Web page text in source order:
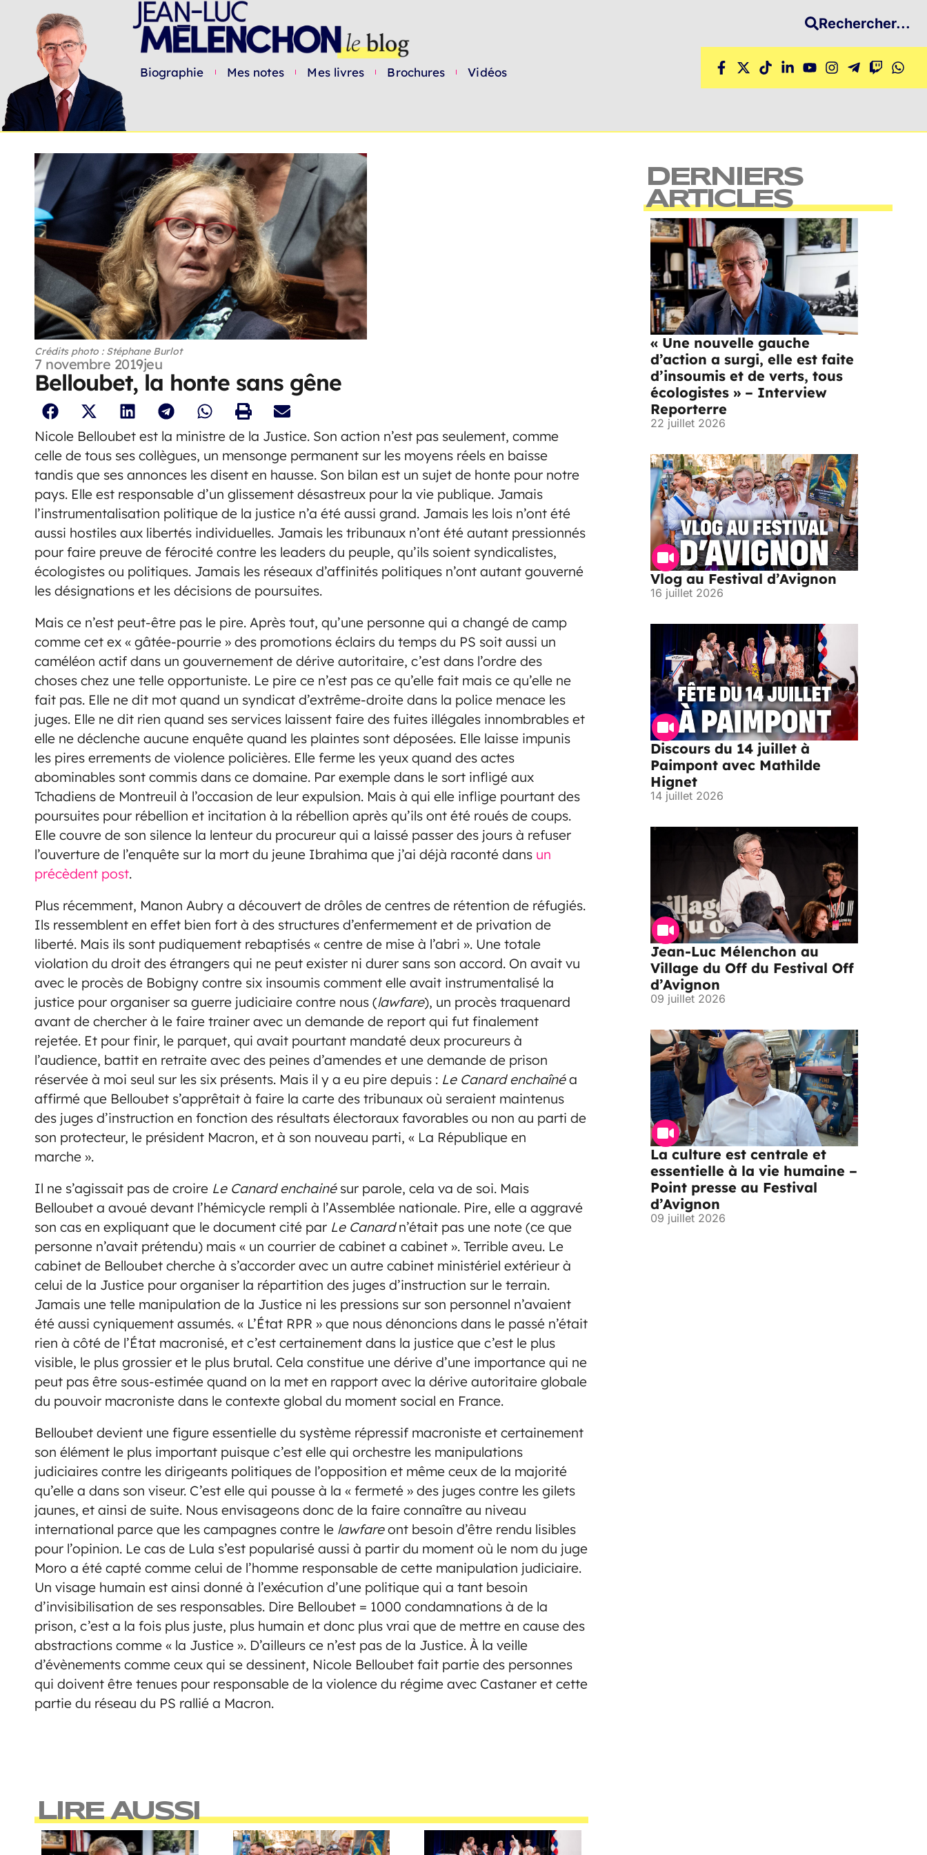
Biographie Mes notes Mes livres Brochures Vidéos
Rechercher...
Crédits photo : Stéphane Burlot
7 novembre 2019jeu
Belloubet, la honte sans gêne
Nicole Belloubet est la ministre de la Justice. Son action n’est pas seulement, comme
celle de tous ses collègues, un mensonge permanent sur les moyens réels en baisse
tandis que ses annonces les disent en hausse. Son bilan est un sujet de honte pour notre
pays. Elle est responsable d’un glissement désastreux pour la vie publique. Jamais
l’instrumentalisation politique de la justice n’a été aussi grand. Jamais les lois n’ont été
aussi hostiles aux libertés individuelles. Jamais les tribunaux n’ont été autant pressionnés
pour faire preuve de férocité contre les leaders du peuple, qu’ils soient syndicalistes,
écologistes ou politiques. Jamais les réseaux d’affinités politiques n’ont autant gouverné
les désignations et les décisions de poursuites.
Mais ce n’est peut-être pas le pire. Après tout, qu’une personne qui a changé de camp
comme cet ex « gâtée-pourrie » des promotions éclairs du temps du PS soit aussi un
caméléon actif dans un gouvernement de dérive autoritaire, c’est dans l’ordre des
choses chez une telle opportuniste. Le pire ce n’est pas ce qu’elle fait mais ce qu’elle ne
fait pas. Elle ne dit mot quand un syndicat d’extrême-droite dans la police menace les
juges. Elle ne dit rien quand ses services laissent faire des fuites illégales innombrables et
elle ne déclenche aucune enquête quand les plaintes sont déposées. Elle laisse impunis
les pires errements de violence policières. Elle ferme les yeux quand des actes
abominables sont commis dans ce domaine. Par exemple dans le sort infligé aux
Tchadiens de Montreuil à l’occasion de leur expulsion. Mais à qui elle inflige pourtant des
poursuites pour rébellion et incitation à la rébellion après qu’ils ont été roués de coups.
Elle couvre de son silence la lenteur du procureur qui a laissé passer des jours à refuser
l’ouverture de l’enquête sur la mort du jeune Ibrahima que j’ai déjà raconté dans un
précèdent post.
Plus récemment, Manon Aubry a découvert de drôles de centres de rétention de réfugiés.
Ils ressemblent en effet bien fort à des structures d’enfermement et de privation de
liberté. Mais ils sont pudiquement rebaptisés « centre de mise à l’abri ». Une totale
violation du droit des étrangers qui ne peut exister ni durer sans son accord. On avait vu
avec le procès de Bobigny contre six insoumis comment elle avait instrumentalisé la
justice pour organiser sa guerre judiciaire contre nous (lawfare), un procès traquenard
avant de chercher à le faire trainer avec un demande de report qui fut finalement
rejetée. Et pour finir, le parquet, qui avait pourtant mandaté deux procureurs à
l’audience, battit en retraite avec des peines d’amendes et une demande de prison
réservée à moi seul sur les six présents. Mais il y a eu pire depuis : Le Canard enchaînéa
affirmé que Belloubet s’apprêtait à faire la carte des tribunaux où seraient maintenus
des juges d’instruction en fonction des résultats électoraux favorables ou non au parti de
son protecteur, le président Macron, et à son nouveau parti, « La République en
marche ».
Il ne s’agissait pas de croire Le Canard enchainésur parole, cela va de soi. Mais
Belloubet a avoué devant l’hémicycle rempli à l’Assemblée nationale. Pire, elle a aggravé
son cas en expliquant que le document cité par Le Canardn’était pas une note (ce que
personne n’avait prétendu) mais « un courrier de cabinet a cabinet ». Terrible aveu. Le
cabinet de Belloubet cherche à s’accorder avec un autre cabinet ministériel extérieur à
celui de la Justice pour organiser la répartition des juges d’instruction sur le terrain.
Jamais une telle manipulation de la Justice ni les pressions sur son personnel n’avaient
été aussi cyniquement assumés. « L’État RPR » que nous dénoncions dans le passé n’était
rien à côté de l’État macronisé, et c’est certainement dans la justice que c’est le plus
visible, le plus grossier et le plus brutal. Cela constitue une dérive d’une importance qui ne
peut pas être sous-estimée quand on la met en rapport avec la dérive autoritaire globale
du pouvoir macroniste dans le contexte global du moment social en France.
Belloubet devient une figure essentielle du système répressif macroniste et certainement
son élément le plus important puisque c’est elle qui orchestre les manipulations
judiciaires contre les dirigeants politiques de l’opposition et même ceux de la majorité
qu’elle a dans son viseur. C’est elle qui pousse à la « fermeté » des juges contre les gilets
jaunes, et ainsi de suite. Nous envisageons donc de la faire connaître au niveau
international parce que les campagnes contre le lawfareont besoin d’être rendu lisibles
pour l’opinion. Le cas de Lula s’est popularisé aussi à partir du moment où le nom du juge
Moro a été capté comme celui de l’homme responsable de cette manipulation judiciaire.
Un visage humain est ainsi donné à l’exécution d’une politique qui a tant besoin
d’invisibilisation de ses responsables. Dire Belloubet = 1000 condamnations à de la
prison, c’est a la fois plus juste, plus humain et donc plus vrai que de mettre en cause des
abstractions comme « la Justice ». D’ailleurs ce n’est pas de la Justice. À la veille
d’évènements comme ceux qui se dessinent, Nicole Belloubet fait partie des personnes
qui doivent être tenues pour responsable de la violence du régime avec Castaner et cette
partie du réseau du PS rallié a Macron.
LIRE AUSSI
DERNIERS
ARTICLES
« Une nouvelle gauche
d’action a surgi, elle est faite
d’insoumis et de verts, tous
écologistes » – Interview
Reporterre
22 juillet 2026
Vlog au Festival d’Avignon
16 juillet 2026
Discours du 14 juillet à
Paimpont avec Mathilde
Hignet
14 juillet 2026
Jean-Luc Mélenchon au
Village du Off du Festival Off
d’Avignon
09 juillet 2026
La culture est centrale et
essentielle à la vie humaine –
Point presse au Festival
d’Avignon
09 juillet 2026